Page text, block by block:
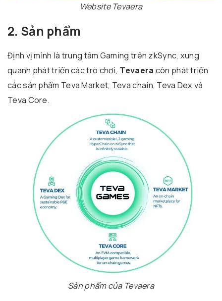
Website Tevaera
2. Sản phẩm
Định vị mình là trung tâm Gaming trên zkSync, xung
quanh phát triển các trò chơi, Tevaera còn phát triển
các sản phẩm Teva Market, Teva chain, Teva Dex và
Teva Core.
Sản phẩm của Tevaera